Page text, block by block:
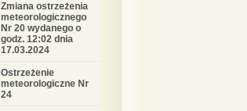
Zmiana ostrzeżenia
meteorologicznego
Nr 20 wydanego o
godz. 12:02 dnia
17.03.2024
Ostrzeżenie
meteorologiczne Nr
24